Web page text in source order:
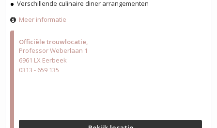
Officiële trouwlocatie
Professor Weberlaan 1
6961 LX Eerbeek
0313 - 659 135
Verschillende culinaire diner arrangementen
Meer informatie